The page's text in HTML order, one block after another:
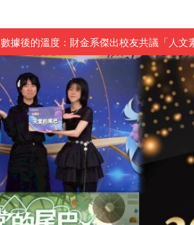
數據後的溫度：財金系傑出校友共議「人
森城建設股份有限公司捐贈 嘉惠行管系莘
產學合作新里程！財金系師生參訪中租控股
英文公園 315期
【 第404期 】影視系榮獲59屆美國休士頓
【 第404期 】你抓得到我嗎？數媒系VR新
【 第404期 】數媒系《光影潛歷史》榮獲
【 第404期 】探索空間設計解方 室設系學